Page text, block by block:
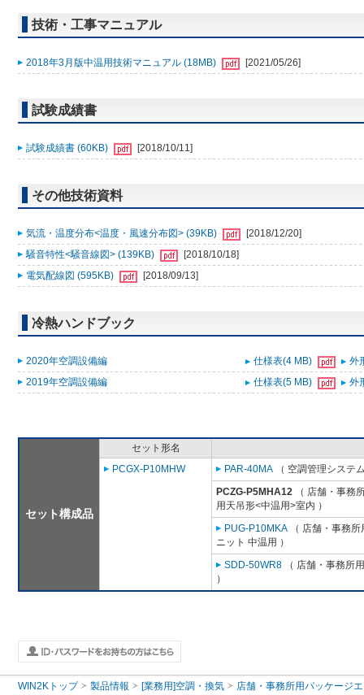
技術・工事マニュアル
2018年3月版中温用技術マニュアル (18MB) [2021/05/26]
試験成績書
試験成績書 (60KB) [2018/10/11]
その他技術資料
気流・温度分布<温度・風速分布図> (39KB)
[2018/12/20]
騒音特性<騒音線図> (139KB)
[2018/10/18]
電気配線図 (595KB)
[2018/09/13]
冷熱ハンドブック
2020年空調設備編 仕様表(4 MB)
外
2019年空調設備編
仕様表(5 MB) 外
セット構成品
セット形名
PCGX-P10MHW
PAR-40MA （ 空調管理システ
PCZG-P5MHA12 （ 店舗・事務
用天吊形<中温用>室内 ）
PUG-P10MKA （ 店舗・事務
ニット 中温用 ）
SDD-50WR8 （ 店舗・事務所
）
WIN2Kトップ 製品情報 [業務用]空調・換気 店舗・事務所用パッケージ